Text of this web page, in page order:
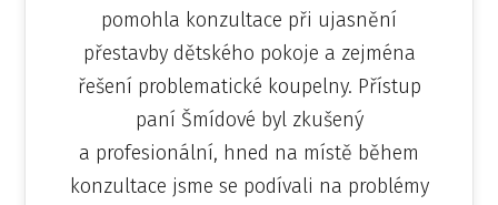
pomohla konzultace při ujasnění
přestavby dětského pokoje a zejména
řešení problematické koupelny. Přístup
paní Šmídové byl zkušený
a profesionální, hned na místě během
konzultace jsme se podívali na problémy